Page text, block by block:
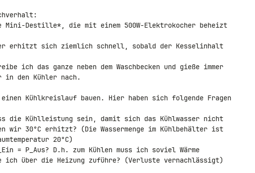
Mini-Destille*, die mit einem 500W-Elektrokocher beheizt
erhitzt sich ziemlich schnell, sobald der Kesselinhalt
ich das ganze neben dem Waschbecken und gieße immer
in den Kühler nach.
Kühlkreislauf bauen. Hier haben sich folgende Fragen
die Kühlleistung sein, damit sich das Kühlwasser nicht
wir 30°C erhitzt? (Die Wassermenge im Kühlbehälter ist
20°C)
= P_Aus? D.h. zum Kühlen muss ich soviel Wärme
ich über die Heizung zuführe? (Verluste vernachlässigt)